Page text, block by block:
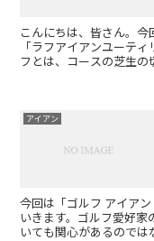
こんにちは、皆さん。
「ラフアイアンユーテ
フとは、コースの芝生
アイアン
今回は「ゴルフ アイア
いきます。ゴルフ愛好
いても関心があるので